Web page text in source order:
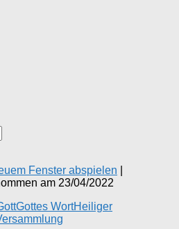
Fenster abspielen
am 23/04/2022
Gottes WortHeiliger